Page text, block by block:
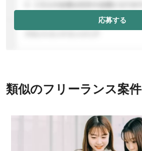
応募する
類似のフリーランス案件